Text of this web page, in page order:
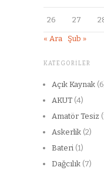
26 27
« Ara Şub »
KATEGORILER
Açık Kaynak
AKUT (4)
Amatör Tesiz
Askerlik (2)
Bateri (1)
Dağcılık (7)